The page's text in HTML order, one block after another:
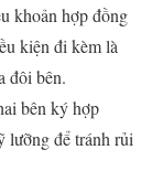
khoản hợp đồng
kiện đi kèm là
đôi bên.
bên ký hợp
lưỡng để tránh rủi